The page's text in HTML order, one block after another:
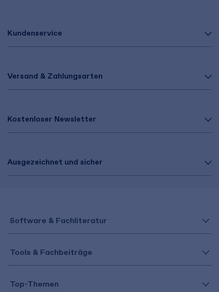
Kundenservice
Versand & Zahlungsarten
Kostenloser Newsletter
Ausgezeichnet und sicher
Software & Fachliteratur
Tools & Fachbeiträge
Top-Themen